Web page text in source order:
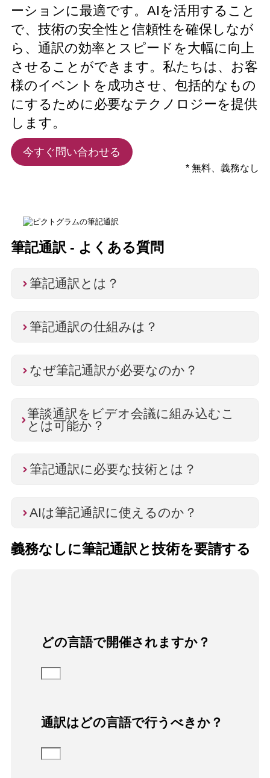
ーションに最適です。AIを活用すること
で、技術の安全性と信頼性を確保しなが
ら、通訳の効率とスピードを大幅に向上
させることができます。私たちは、お客
様のイベントを成功させ、包括的なもの
にするために必要なテクノロジーを提供
します。
今すぐ問い合わせる
* 無料、義務なし
筆記通訳 - よくある質問
筆記通訳とは？
筆記通訳の仕組みは？
なぜ筆記通訳が必要なのか？
筆談通訳をビデオ会議に組み込むこ
とは可能か？
筆記通訳に必要な技術とは？
AIは筆記通訳に使えるのか？
義務なしに筆記通訳と技術を要請する
どの言語で開催されますか？
通訳はどの言語で行うべきか？